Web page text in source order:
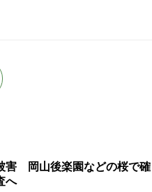
害 岡山後楽園などの桜で確
へ